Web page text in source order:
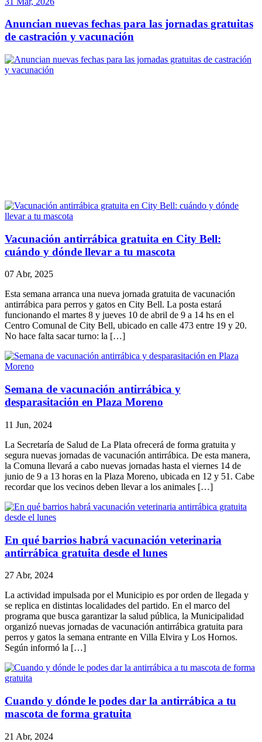
Anuncian nuevas fechas para las jornadas gratuitas
de castración y vacunación
Vacunación antirrábica gratuita en City Bell:
cuándo y dónde llevar a tu mascota
07 Abr, 2025
Esta semana arranca una nueva jornada gratuita de vacunación
antirrábica para perros y gatos en City Bell. La posta estará
funcionando el martes 8 y jueves 10 de abril de 9 a 14 hs en el
Centro Comunal de City Bell, ubicado en calle 473 entre 19 y 20.
No hace falta sacar turno: la […]
Semana de vacunación antirrábica y
desparasitación en Plaza Moreno
11 Jun, 2024
La Secretaría de Salud de La Plata ofrecerá de forma gratuita y
segura nuevas jornadas de vacunación antirrábica. De esta manera,
la Comuna llevará a cabo nuevas jornadas hasta el viernes 14 de
junio de 9 a 13 horas en la Plaza Moreno, ubicada en 12 y 51. Cabe
recordar que los vecinos deben llevar a los animales […]
En qué barrios habrá vacunación veterinaria
antirrábica gratuita desde el lunes
27 Abr, 2024
La actividad impulsada por el Municipio es por orden de llegada y
se replica en distintas localidades del partido. En el marco del
programa que busca garantizar la salud pública, la Municipalidad
organizó nuevas jornadas de vacunación antirrábica gratuita para
perros y gatos la semana entrante en Villa Elvira y Los Hornos.
Según informó la […]
Cuando y dónde le podes dar la antirrábica a tu
mascota de forma gratuita
21 Abr, 2024